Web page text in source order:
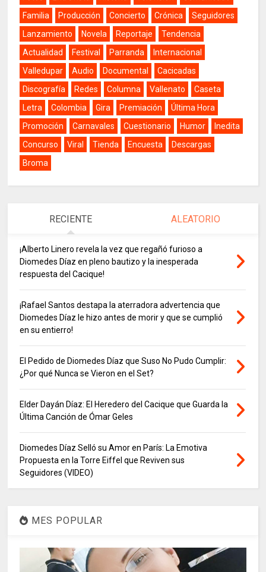
Familia
Producción Concierto Crónica
Seguidores
Lanzamiento
Novela Reportaje
Tendencia
Actualidad
Festival Parranda
Internacional
Valledupar
Audio Documental
Cacicadas
Discografía
Redes Columna Vallenato
Caseta
Letra
Colombia Gira Premiación
Última Hora
Promoción
Carnavales Cuestionario Humor
Inedita
Concurso
Viral Tienda Encuesta
Descargas
Broma
RECIENTE ALEATORIO
¡Alberto Linero revela la vez que regañó furioso a
Diomedes Díaz en pleno bautizo y la inesperada
respuesta del Cacique!
¡Rafael Santos destapa la aterradora advertencia que
Diomedes Díaz le hizo antes de morir y que se cumplió
en su entierro!
El Pedido de Diomedes Díaz que Suso No Pudo Cumplir:
¿Por qué Nunca se Vieron en el Set?
Elder Dayán Díaz: El Heredero del Cacique que Guarda la
Última Canción de Ómar Geles
Diomedes Díaz Selló su Amor en París: La Emotiva
Propuesta en la Torre Eiffel que Reviven sus
Seguidores (VIDEO)
MES POPULAR